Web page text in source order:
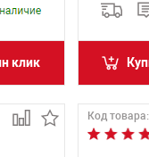
клик
Код товара: